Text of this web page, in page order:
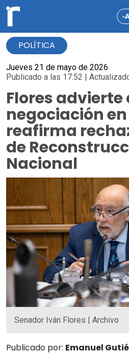
-
POLÍTICA
Jueves 21 de mayo de 2026
Publicado a las 17:52 |
Flores advierte
negociación
reafirma
de
Nacional
Senador Iván Flores | Archivo
Publicado por: Emanuel